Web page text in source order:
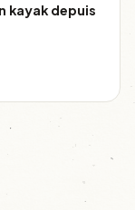
kayak depuis